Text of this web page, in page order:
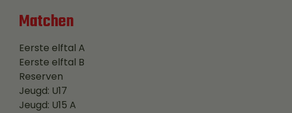
Matchen
Eerste elftal A
Eerste elftal B
Reserven
Jeugd: U17
Jeugd: U15 A